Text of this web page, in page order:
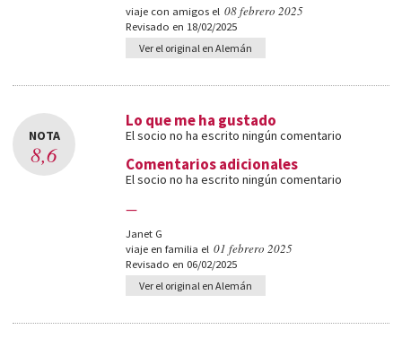
viaje con amigos el 08 febrero 2025
Revisado en 18/02/2025
Ver el original en Alemán
NOTA
8,6
Lo que me ha gustado
El socio no ha escrito ningún comentario
Comentarios adicionales
El socio no ha escrito ningún comentario
—
Janet G
viaje en familia el 01 febrero 2025
Revisado en 06/02/2025
Ver el original en Alemán